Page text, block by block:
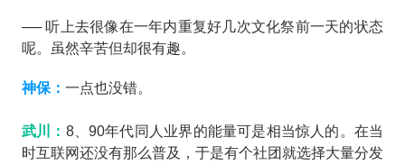
── 听上去很像在一年内重复好几次文化祭前一天的状态
呢。虽然辛苦但却很有趣。
神保： 一点也没错。
武川： 8、90年代同人业界的能量可是相当惊人的。在当
时互联网还没有那么普及，于是有个社团就选择大量分发